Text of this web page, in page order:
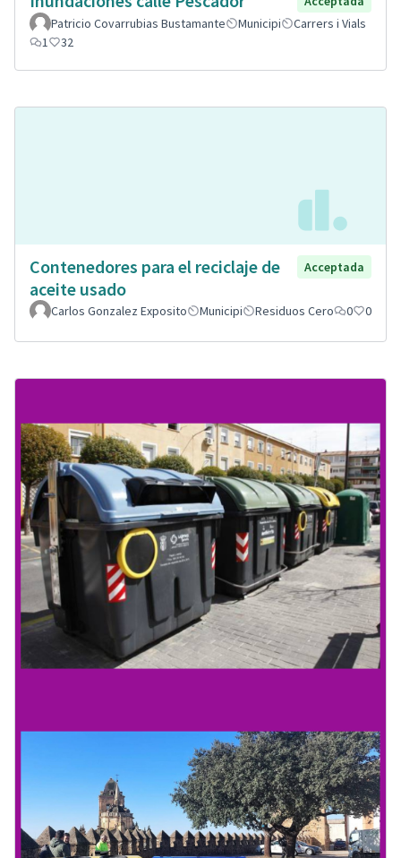
Patricio Covarrubias Bustamante
Municipi
Carrers i Vials
1
32
Contenedores para el reciclaje de
aceite usado
Acceptada
Carlos Gonzalez Exposito Municipi Residuos Cero 0 0